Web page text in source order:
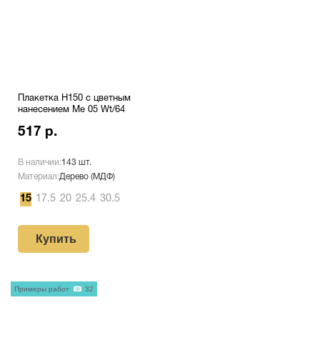
Плакетка H150 с цветным
нанесением Me 05 Wt/64
517 р.
В наличии:143 шт.
Материал:Дерево (МДФ)
15 17.5 20 25.4 30.5
Купить
Примеры работ 32